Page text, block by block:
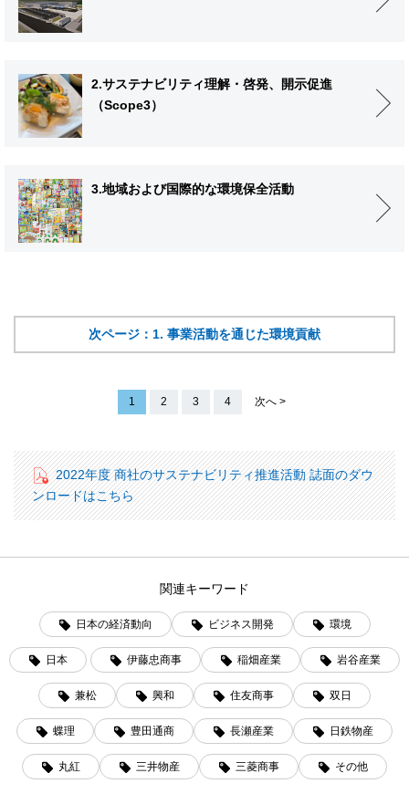
2.サステナビリティ理解・啓発、開示促進
（Scope3）
3.地域および国際的な環境保全活動
次ページ：1. 事業活動を通じた環境貢献
1 2 3 4 次へ >
2022年度 商社のサステナビリティ推進活動 誌面のダウ
ンロードはこちら
関連キーワード
日本の経済動向 ビジネス開発 環境
日本 伊藤忠商事 稲畑産業 岩谷産業
兼松 興和 住友商事 双日
蝶理 豊田通商 長瀬産業 日鉄物産
丸紅 三井物産 三菱商事 その他